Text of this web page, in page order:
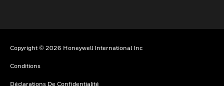
Copyright © 2026 Honeywell International Inc
Conditions
Déclarations De Confidentialité